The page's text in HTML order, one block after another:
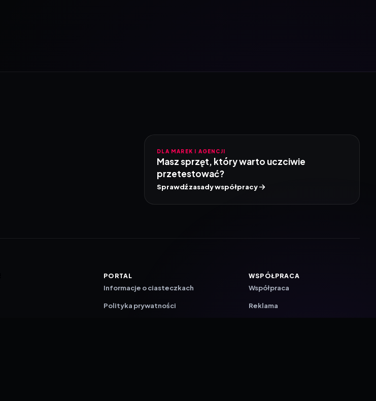
DLA MAREK I AGENCJI
Masz sprzęt, który warto uczciwie
przetestować?
Sprawdź zasady współpracy
PORTAL
Informacje o ciasteczkach
Polityka prywatności
WSPÓŁPRACA
Współpraca
Reklama